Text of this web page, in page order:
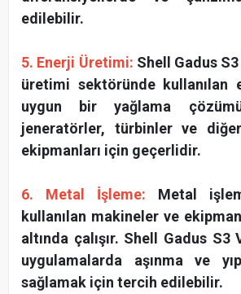
edilebilir.
5. Enerji Üretimi: Shell Gadus
üretimi sektöründe kullanılan
uygun bir yağlama
jeneratörler, türbinler ve
ekipmanları için geçerlidir.
6. Metal İşleme: Metal
kullanılan makineler ve
altında çalışır. Shell Gadus S3
uygulamalarda aşınma ve
sağlamak için tercih edilebilir.